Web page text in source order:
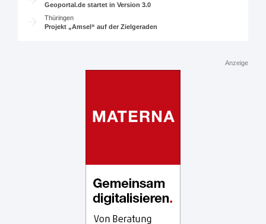
Geoportal.de startet in Version 3.0
Thüringen
Projekt „Amsel“ auf der Zielgeraden
Anzeige